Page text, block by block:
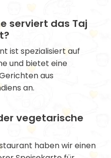
serviert das Taj
ist spezialisiert auf
und bietet eine
aus
an.
vegetarische
haben wir einen